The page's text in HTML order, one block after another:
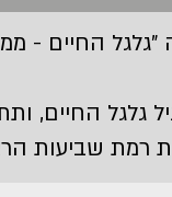
החיים -
גלגל החיים,
רמת שביעות